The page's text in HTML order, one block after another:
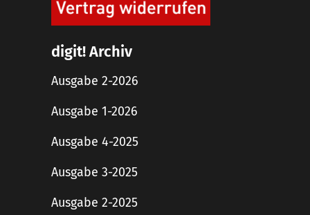
digit! Archiv
Ausgabe 2-2026
Ausgabe 1-2026
Ausgabe 4-2025
Ausgabe 3-2025
Ausgabe 2-2025